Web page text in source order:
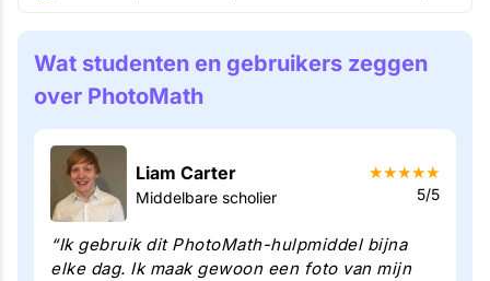
Wat studenten en gebruikers zeggen
over PhotoMath
Liam Carter
Middelbare scholier
★★★★★
5/5
“Ik gebruik dit PhotoMath-hulpmiddel bijna
elke dag. Ik maak gewoon een foto van mijn